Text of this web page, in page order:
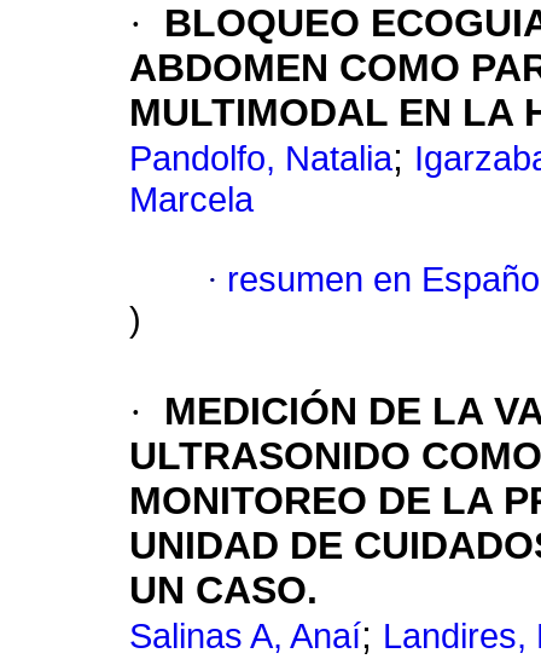
·
BLOQUEO
ABDOMEN COMO
MULTIMODAL EN LA
Pandolfo, Natalia;
Marcela
· resumen en
)
·
MEDICIÓN DE LA
ULTRASONIDO
MONITOREO DE LA
UNIDAD DE
UN CASO.
Salinas A, Anaí; Landires,